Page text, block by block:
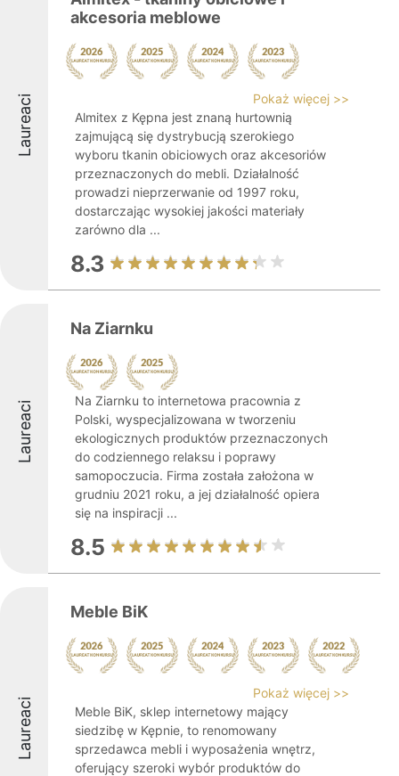
Laureaci
akcesoria meblowe
Pokaż więcej >>
Almitex z Kępna jest znaną hurtownią
zajmującą się dystrybucją szerokiego
wyboru tkanin obiciowych oraz akcesoriów
przeznaczonych do mebli. Działalność
prowadzi nieprzerwanie od 1997 roku,
dostarczając wysokiej jakości materiały
zarówno dla ...
8.3
Laureaci
Na Ziarnku
Na Ziarnku to internetowa pracownia z
Polski, wyspecjalizowana w tworzeniu
ekologicznych produktów przeznaczonych
do codziennego relaksu i poprawy
samopoczucia. Firma została założona w
grudniu 2021 roku, a jej działalność opiera
się na inspiracji ...
8.5
Laureaci
Meble BiK
Pokaż więcej >>
Meble BiK, sklep internetowy mający
siedzibę w Kępnie, to renomowany
sprzedawca mebli i wyposażenia wnętrz,
oferujący szeroki wybór produktów do